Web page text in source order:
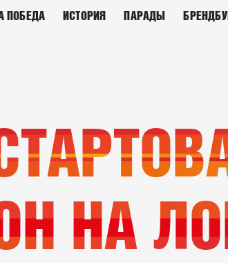
ПОБЕДА ИСТОРИЯ ПАРАДЫ
НА